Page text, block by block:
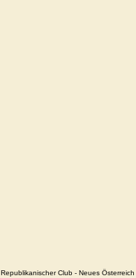
Republikanischer Club - Neues